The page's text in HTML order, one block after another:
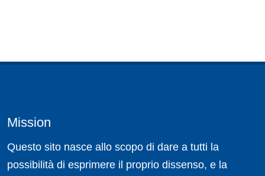
Mission
Questo sito nasce allo scopo di dare a tutti la
possibilità di esprimere il proprio dissenso, e la